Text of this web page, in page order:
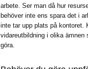
arbete. Ser man då hur
behöver inte ens spara det i
inte tar upp plats på kontoret.
vidareutbildning i olika ämnen
göra.